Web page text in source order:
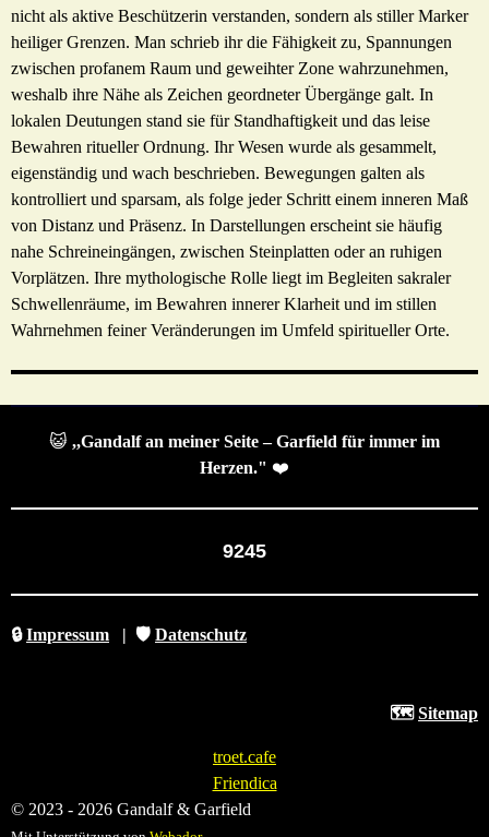
nicht als aktive Beschützerin verstanden, sondern als stiller Marker
heiliger Grenzen. Man schrieb ihr die Fähigkeit zu, Spannungen
zwischen profanem Raum und geweihter Zone wahrzunehmen,
weshalb ihre Nähe als Zeichen geordneter Übergänge galt. In
lokalen Deutungen stand sie für Standhaftigkeit und das leise
Bewahren ritueller Ordnung. Ihr Wesen wurde als gesammelt,
eigenständig und wach beschrieben. Bewegungen galten als
kontrolliert und sparsam, als folge jeder Schritt einem inneren Maß
von Distanz und Präsenz. In Darstellungen erscheint sie häufig
nahe Schreineingängen, zwischen Steinplatten oder an ruhigen
Vorplätzen. Ihre mythologische Rolle liegt im Begleiten sakraler
Schwellenräume, im Bewahren innerer Klarheit und im stillen
Wahrnehmen feiner Veränderungen im Umfeld spiritueller Orte.
😺 ,,Gandalf an meiner Seite – Garfield für immer im
Herzen." ❤️
9245
🔒Impressum | 🛡️ Datenschutz
🗺️ Sitemap
troet.cafe
Friendica
© 2023 - 2026 Gandalf & Garfield